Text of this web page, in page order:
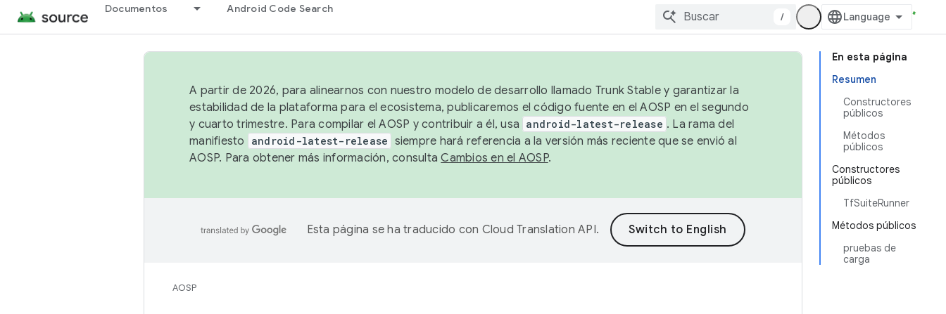
Documentos Android Code Search
/
En esta página
Resumen
Constructores
públicos
Métodos
públicos
Constructores
públicos
TfSuiteRunner
Métodos públicos
pruebas de
carga
A partir de 2026, para alinearnos con nuestro modelo de desarrollo llamado Trunk Stable y garantizar la
estabilidad de la plataforma para el ecosistema, publicaremos el código fuente en el AOSP en el segundo
y cuarto trimestre. Para compilar el AOSP y contribuir a él, usa android-latest-release . La rama del
manifiesto
android-latest-release siempre hará referencia a la versión más reciente que se envió al
AOSP. Para obtener más información, consultaCambios en el AOSP.
Esta página se ha traducido con Cloud Translation API.
AOSP